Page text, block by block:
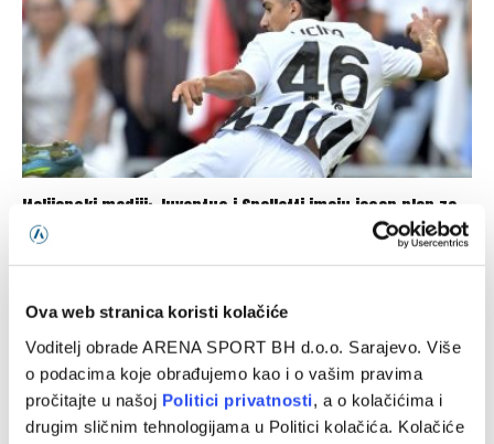
Ova web stranica koristi kolačiće
Voditelj obrade ARENA SPORT BH d.o.o. Sarajevo. Više
o podacima koje obrađujemo kao i o vašim pravima
pročitajte u našoj Politici privatnosti, a o kolačićima i
drugim sličnim tehnologijama u Politici kolačića. Kolačiće
Italijanski mediji: Juventus i Spalletti imaju jasan plan za
Ličinu